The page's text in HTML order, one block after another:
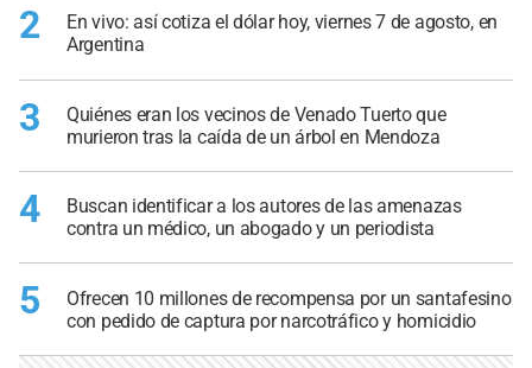
2
En vivo: así cotiza el dólar hoy, viernes 7 de agosto, en
Argentina
3
Quiénes eran los vecinos de Venado Tuerto que
murieron tras la caída de un árbol en Mendoza
4
Buscan identificar a los autores de las amenazas
contra un médico, un abogado y un periodista
5
Ofrecen 10 millones de recompensa por un santafesino
con pedido de captura por narcotráfico y homicidio